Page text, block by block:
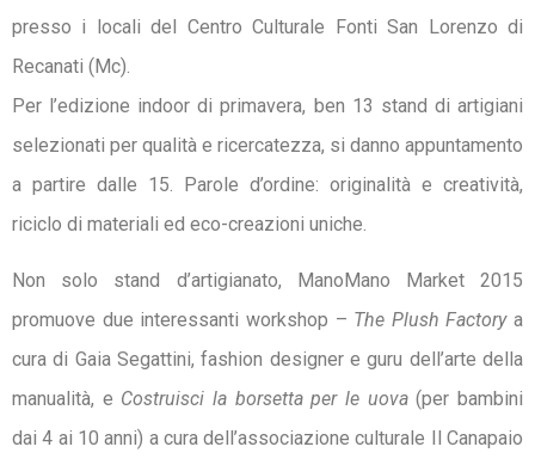
presso i locali del Centro Culturale Fonti San Lorenzo di
Recanati (Mc).
Per l’edizione indoor di primavera, ben 13 stand di artigiani
selezionati per qualità e ricercatezza, si danno appuntamento
a partire dalle 15. Parole d’ordine: originalità e creatività,
riciclo di materiali ed eco-creazioni uniche.
Non solo stand d’artigianato, ManoMano Market 2015
promuove due interessanti workshop – The Plush Factorya
cura di Gaia Segattini, fashion designer e guru dell’arte della
manualità, e Costruisci la borsetta per le uova(per bambini
dai 4 ai 10 anni) a cura dell’associazione culturale Il Canapaio